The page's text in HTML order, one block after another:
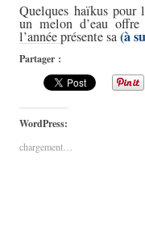
Quelques haïkus pour
un melon d’eau
l’année présente sa(à
Partager :
WordPress:
chargement…